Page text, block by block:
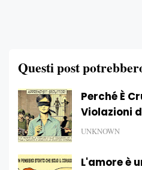
Questi post
Perché È
Violazioni
UNKNOWN
L'amore è